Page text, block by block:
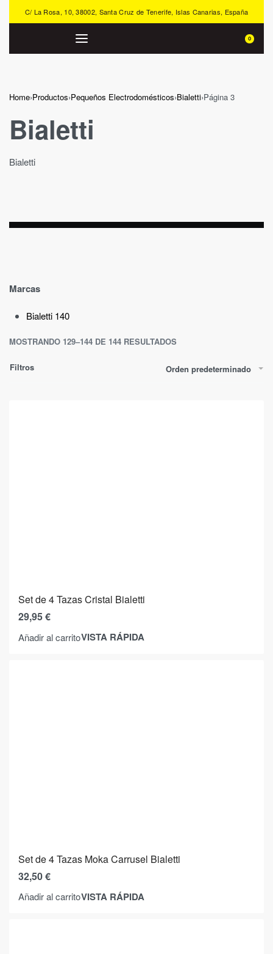
C/ La Rosa, 10, 38002, Santa Cruz de Tenerife, Islas Canarias, España
0
Home›Productos›Pequeños Electrodomésticos›Bialetti›Página 3
Bialetti
Bialetti
Marcas
Bialetti 140
MOSTRANDO 129–144 DE 144 RESULTADOS
Orden predeterminado
Filtros
Set de 4 Tazas Cristal Bialetti
29,95€
Añadir al carritoVISTA RÁPIDA
Set de 4 Tazas Moka Carrusel Bialetti
32,50€
Añadir al carritoVISTA RÁPIDA